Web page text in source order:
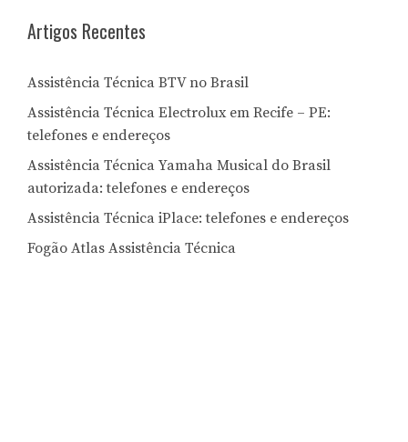
Artigos Recentes
Assistência Técnica BTV no Brasil
Assistência Técnica Electrolux em Recife – PE:
telefones e endereços
Assistência Técnica Yamaha Musical do Brasil
autorizada: telefones e endereços
Assistência Técnica iPlace: telefones e endereços
Fogão Atlas Assistência Técnica